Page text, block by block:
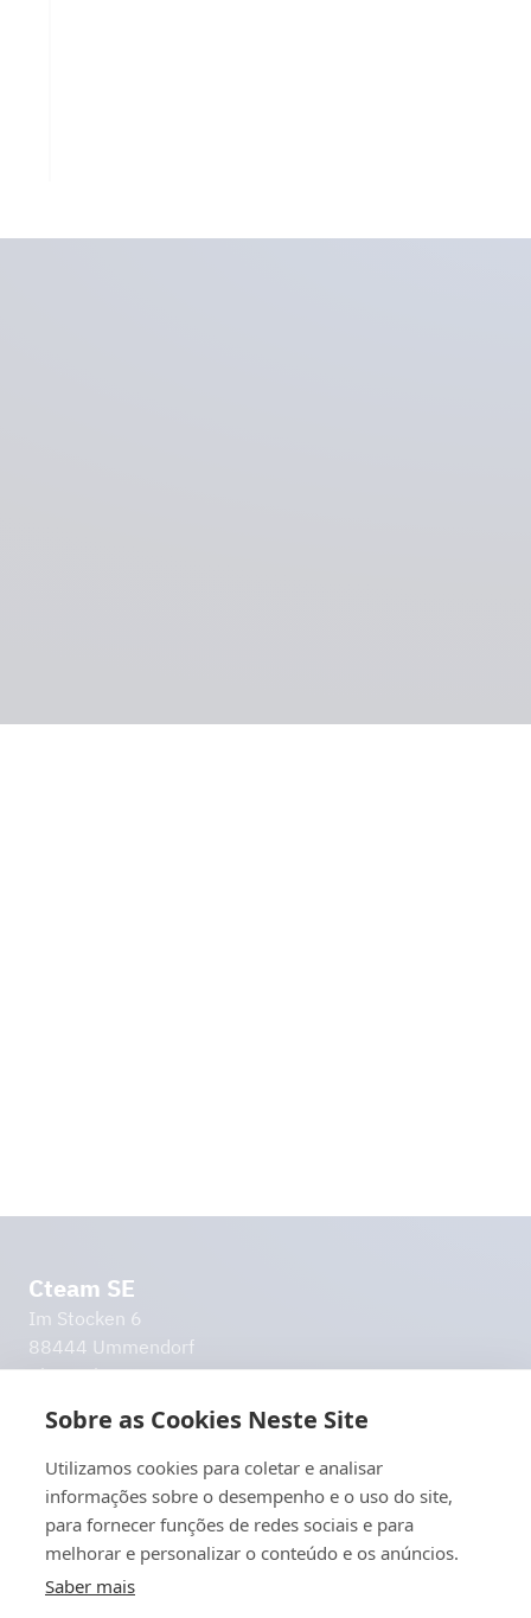
Cteam SE
Im Stocken 6
88444 Ummendorf
Alemanha
Outros links
Aviso legal
Política de Privacidade
Exoneração de responsabilidade
Vamos manter-nos em contacto!
Sobre as Cookies Neste Site
Utilizamos cookies para coletar e analisar
informações sobre o desempenho e o uso do site,
para fornecer funções de redes sociais e para
melhorar e personalizar o conteúdo e os anúncios.
Saber mais